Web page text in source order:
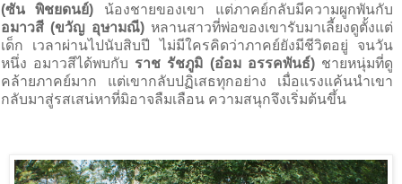
(ซัน พิชยดนย์) น้องชายของเขา แต่ภาคย์กลับมีความผูกพันกับ
อมาวสี (ขวัญ อุษามณี)หลานสาวที่พ่อของเขารับมาเลี้ยงดูตั้งแต่
เด็ก เวลาผ่านไปนับสิบปี ไม่มีใครคิดว่าภาคย์ยังมีชีวิตอยู่ จนวัน
หนึ่ง อมาวสีได้พบกับ ราช รัชภูมิ (อ๋อม อรรคพันธ์)ชายหนุ่มที่ดู
คล้ายภาคย์มาก แต่เขากลับปฏิเสธทุกอย่าง เมื่อแรงแค้นนำเขา
กลับมาสู่รสเสน่หาที่มิอาจลืมเลือน ความสนุกจึงเริ่มต้นขึ้น